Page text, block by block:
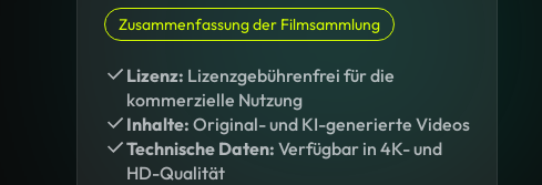
Zusammenfassung der Filmsammlung
Lizenz: Lizenzgebührenfrei für die
kommerzielle Nutzung
Inhalte: Original- und KI-generierte Videos
Technische Daten: Verfügbar in 4K- und
HD-Qualität